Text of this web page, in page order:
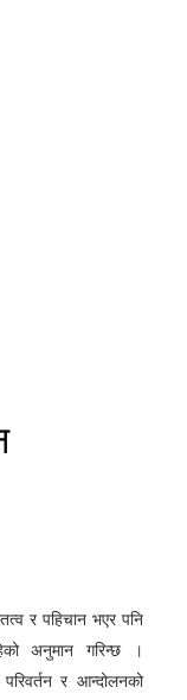
र पहिचान भएर पनि
अनुमान गरिन्छ ।
र आन्दोलनको